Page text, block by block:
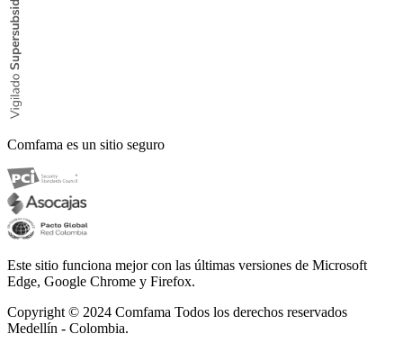
Comfama es un sitio seguro
Este sitio funciona mejor con las últimas versiones de Microsoft
Edge, Google Chrome y Firefox.
Copyright © 2024 Comfama Todos los derechos reservados
Medellín - Colombia.